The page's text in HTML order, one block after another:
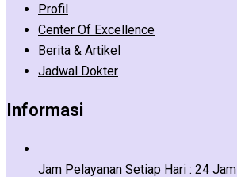
Profil
Center Of Excellence
Berita & Artikel
Jadwal Dokter
Informasi
Jam Pelayanan Setiap Hari : 24 Jam